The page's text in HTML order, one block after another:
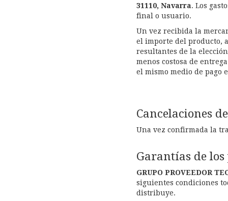
31110, Navarra. Los
final o usuario.
Un vez recibida la
el importe del producto,
resultantes de la
menos costosa de
el mismo medio de pago
Cancelaciones
Una vez confirmada la
Garantías de
GRUPO PROVEEDOR
siguientes condiciones
distribuye.